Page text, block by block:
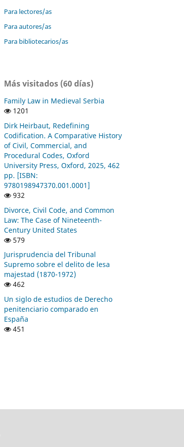
Para lectores/as
Para autores/as
Para bibliotecarios/as
Más visitados (60 días)
Family Law in Medieval Serbia
1201
Dirk Heirbaut, Redefining
Codification. A Comparative History
of Civil, Commercial, and
Procedural Codes, Oxford
University Press, Oxford, 2025, 462
pp. [ISBN:
9780198947370.001.0001]
932
Divorce, Civil Code, and Common
Law: The Case of Nineteenth-
Century United States
579
Jurisprudencia del Tribunal
Supremo sobre el delito de lesa
majestad (1870-1972)
462
Un siglo de estudios de Derecho
penitenciario comparado en
España
451